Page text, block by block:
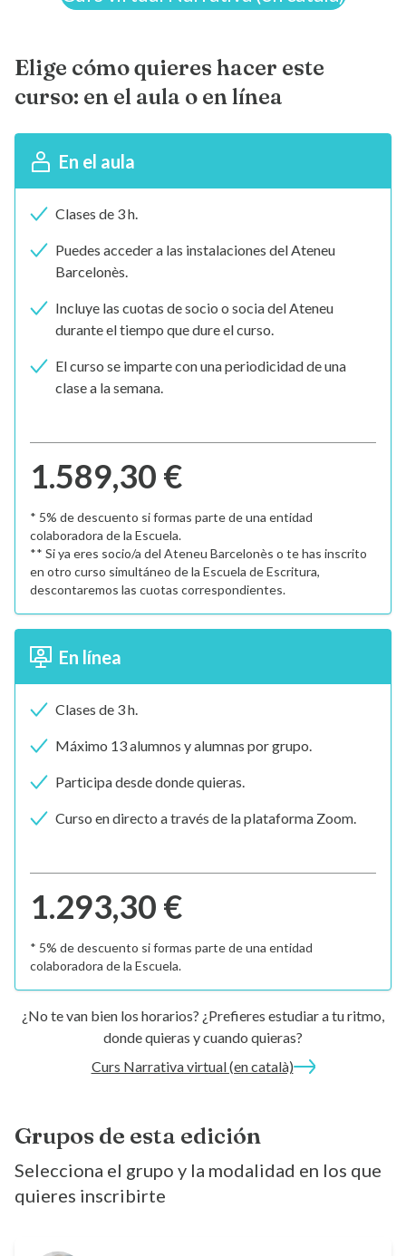
Elige cómo quieres hacer este
curso: en el aula o en línea
En el aula
Clases de 3 h.
Puedes acceder a las instalaciones del Ateneu
Barcelonès.
Incluye las cuotas de socio o socia del Ateneu
durante el tiempo que dure el curso.
El curso se imparte con una periodicidad de una
clase a la semana.
1.589,30 €
* 5% de descuento si formas parte de una entidad
colaboradora de la Escuela.
** Si ya eres socio/a del Ateneu Barcelonès o te has inscrito
en otro curso simultáneo de la Escuela de Escritura,
descontaremos las cuotas correspondientes.
En línea
Clases de 3 h.
Máximo 13 alumnos y alumnas por grupo.
Participa desde donde quieras.
Curso en directo a través de la plataforma Zoom.
1.293,30 €
* 5% de descuento si formas parte de una entidad
colaboradora de la Escuela.
¿No te van bien los horarios? ¿Prefieres estudiar a tu ritmo,
donde quieras y cuando quieras?
Curs Narrativa virtual (en català)
Grupos de esta edición
Selecciona el grupo y la modalidad en los que
quieres inscribirte